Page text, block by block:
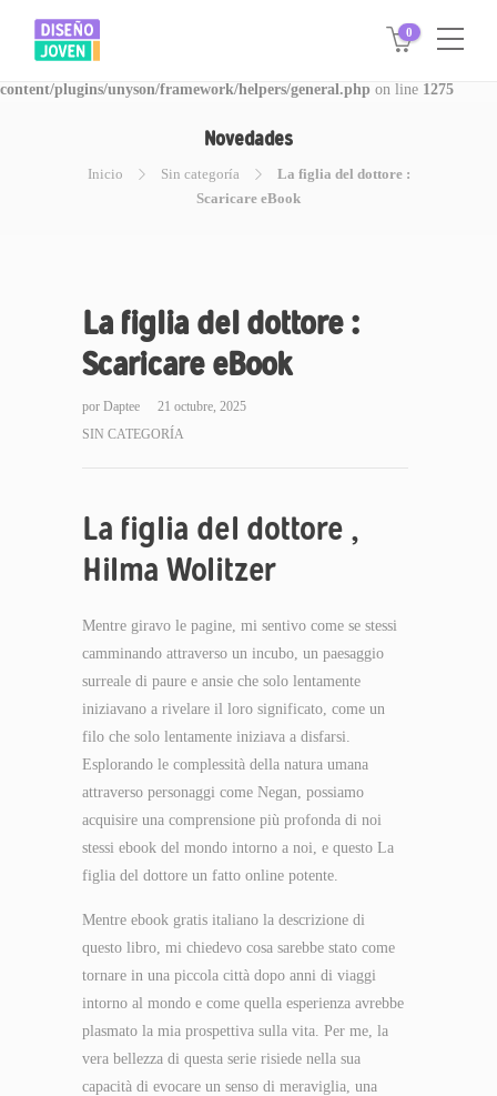
Warning: Invalid argument supplied for foreach() in
/www/disegnojoven.com.ar/htdocs/wp-
content/plugins/unyson/framework/helpers/general.php on line 1275
0
Novedades
Inicio Sin categoría
La figlia del dottore :
Scaricare eBook
La figlia del dottore :
Scaricare eBook
por Daptee
21 octubre, 2025
SIN CATEGORÍA
La figlia del dottore ,
Hilma Wolitzer
Mentre giravo le pagine, mi sentivo come se stessi
camminando attraverso un incubo, un paesaggio
surreale di paure e ansie che solo lentamente
iniziavano a rivelare il loro significato, come un
filo che solo lentamente iniziava a disfarsi.
Esplorando le complessità della natura umana
attraverso personaggi come Negan, possiamo
acquisire una comprensione più profonda di noi
stessi ebook del mondo intorno a noi, e questo La
figlia del dottore un fatto online potente.
Mentre ebook gratis italiano la descrizione di
questo libro, mi chiedevo cosa sarebbe stato come
tornare in una piccola città dopo anni di viaggi
intorno al mondo e come quella esperienza avrebbe
plasmato la mia prospettiva sulla vita. Per me, la
vera bellezza di questa serie risiede nella sua
capacità di evocare un senso di meraviglia, una